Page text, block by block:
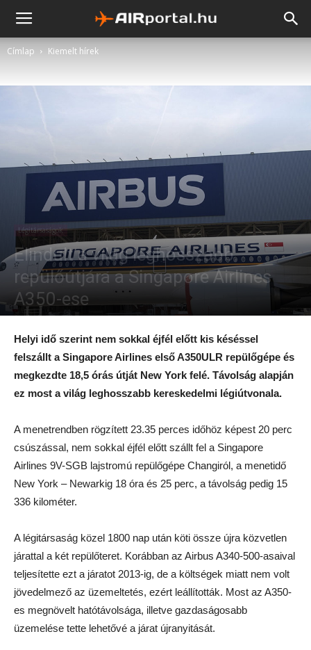
Címlap Kiemelt hírek
Légitársaságok
Elindult a világ leghosszabb
repülőútjára a Singapore Airlines
A350-ese
Helyi idő szerint nem sokkal éjfél előtt kis késéssel
felszállt a Singapore Airlines első A350ULR repülőgépe és
megkezdte 18,5 órás útját New York felé. Távolság alapján
ez most a világ leghosszabb kereskedelmi légiútvonala.
A menetrendben rögzített 23.35 perces időhöz képest 20 perc
csúszással, nem sokkal éjfél előtt szállt fel a Singapore
Airlines 9V-SGB lajstromú repülőgépe Changiról, a menetidő
New York – Newarkig 18 óra és 25 perc, a távolság pedig 15
336 kilométer.
A légitársaság közel 1800 nap után köti össze újra közvetlen
járattal a két repülőteret. Korábban az Airbus A340-500-asaival
teljesítette ezt a járatot 2013-ig, de a költségek miatt nem volt
jövedelmező az üzemeltetés, ezért leállították. Most az A350-
es megnövelt hatótávolsága, illetve gazdaságosabb
üzemelése tette lehetővé a járat újranyitását.